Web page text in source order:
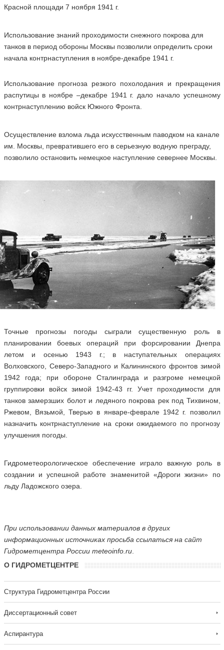
Красной площади 7 ноября 1941 г.
Использование знаний проходимости снежного покрова для
танков в период обороны Москвы позволили определить сроки
начала контрнаступления в ноябре-декабре 1941 г.
Использование прогноза резкого похолодания и прекращения
распутицы в ноябре –декабре 1941 г. дало начало успешному
контрнаступлению войск Южного Фронта.
Осуществление взлома льда искусcтвенным паводком на канале
им. Москвы, превратившего его в серьезную водную преграду,
позволило остановить немецкое наступление севернее Москвы.
Точные прогнозы погоды сыграли существенную роль в
планировании боевых операций при форсировании Днепра
летом и осенью 1943 г.; в наступательных операциях
Волховского, Северо-Западного и Калининского фронтов зимой
1942 года; при обороне Сталинграда и разгроме немецкой
группировки войск зимой 1942-43 гг. Учет проходимости для
танков замерзших болот и ледяного покрова рек под Тихвином,
Ржевом, Вязьмой, Тверью в январе-феврале 1942 г. позволил
назначить контрнаступление на сроки ожидаемого по прогнозу
улучшения погоды.
Гидрометеорологическое обеспечение играло важную роль в
создании и успешной работе знаменитой «Дороги жизни» по
льду Ладожского озера.
При использовании данных материалов в других
информационных источниках просьба ссылаться на сайт
Гидрометцентра России meteoinfo.ru.
О ГИДРОМЕТЦЕНТРЕ
Структура Гидрометцентра России
Диссертационный совет
Аспирантура